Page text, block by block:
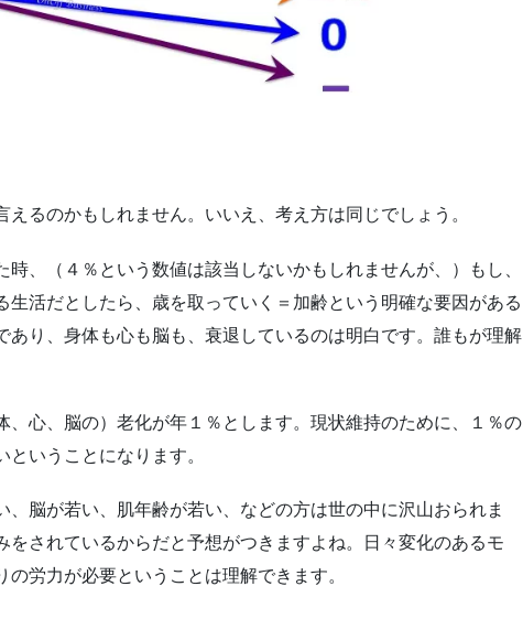
えるのかもしれません。いいえ、考え方は同じでしょう。
時、（４％という数値は該当しないかもしれませんが、）もし、
生活だとしたら、歳を取っていく＝加齢という明確な要因がある
あり、身体も心も脳も、衰退しているのは明白です。誰もが理解
、心、脳の）老化が年１％とします。現状維持のために、１％の
いうことになります。
、脳が若い、肌年齢が若い、などの方は世の中に沢山おられま
をされているからだと予想がつきますよね。日々変化のあるモ
労力が必要ということは理解できます。